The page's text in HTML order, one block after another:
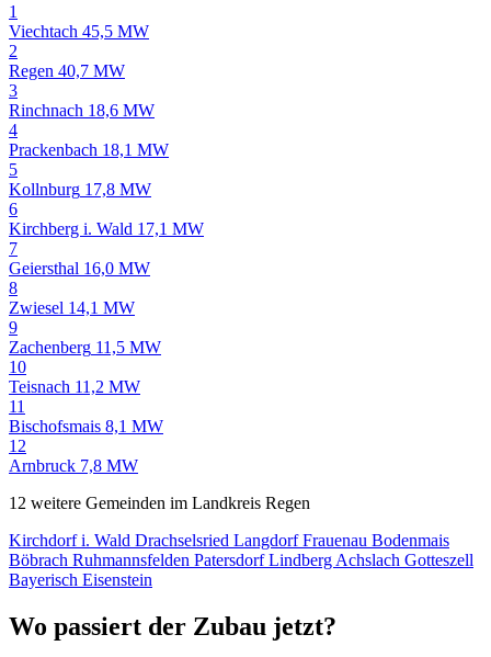
1
Viechtach 45,5 MW
2
Regen 40,7 MW
3
Rinchnach 18,6 MW
4
Prackenbach 18,1 MW
5
Kollnburg 17,8 MW
6
Kirchberg i. Wald 17,1 MW
7
Geiersthal 16,0 MW
8
Zwiesel 14,1 MW
9
Zachenberg 11,5 MW
10
Teisnach 11,2 MW
11
Bischofsmais 8,1 MW
12
Arnbruck 7,8 MW
12 weitere Gemeinden im Landkreis Regen
Kirchdorf i. Wald Drachselsried LangdorfFrauenau Bodenmais
Böbrach Ruhmannsfelden PatersdorfLindberg Achslach Gotteszell
Bayerisch Eisenstein
Wo passiert der Zubau jetzt?